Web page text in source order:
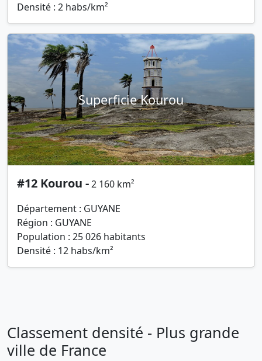
Densité : 2 habs/km²
Superficie Kourou
#12 Kourou -2 160 km²
Département : GUYANE
Région : GUYANE
Population : 25 026 habitants
Densité : 12 habs/km²
Classement densité - Plus grande
ville de France